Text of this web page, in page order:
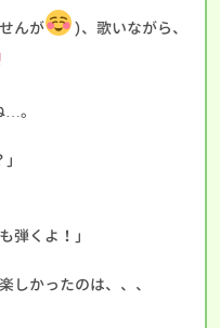
んが
)、歌いながら、
。
弾くよ！」
しかったのは、、、